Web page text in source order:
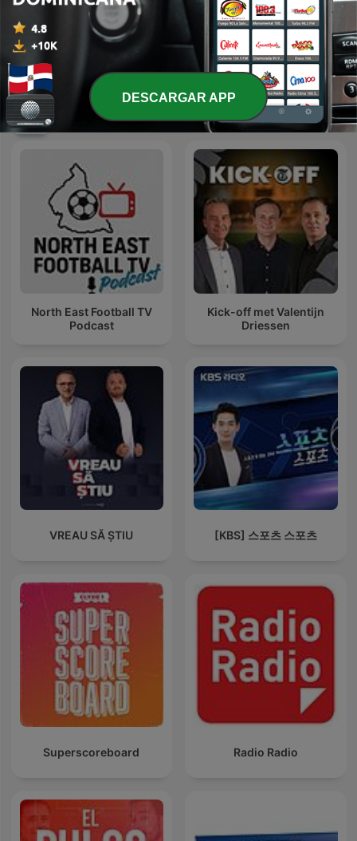
Futbol y Mas Futbol
Más podcasts internacionales de Deportes
North East Football TV
Podcast
Kick-off met Valentijn
Driessen
VREAU SĂ ȘTIU [KBS] 스포츠 스포츠
Superscoreboard Radio Radio
DESCARGAR APP